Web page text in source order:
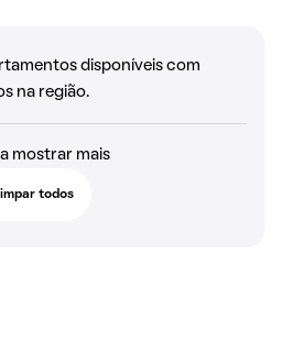
disponíveis com
na região.
mostrar mais
todos